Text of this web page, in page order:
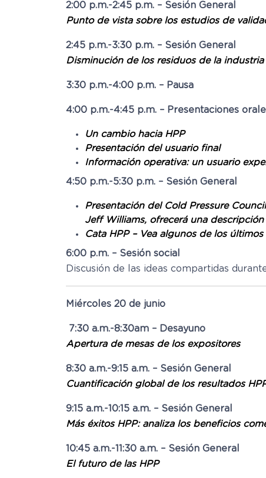
2:00 p.m.-2:45 p.m. – Sesión General
Punto de vista sobre los estudios de
2:45 p.m.-3:30 p.m. – Sesión General
Disminución de los residuos de la
3:30 p.m.-4:00 p.m. – Pausa
4:00 p.m.-4:45 p.m. – Presentaciones
Un cambio hacia HPP
Presentación del usuario final
Información operativa: un usuario
4:50 p.m.-5:30 p.m. – Sesión General
Presentación del Cold Pressure
Jeff Williams, ofrecerá una
Cata HPP – Vea algunos de los
6:00 p.m. – Sesión social
Discusión de las ideas compartidas
Miércoles 20 de junio
7:30 a.m.-8:30am – Desayuno
Apertura de mesas de los expositores
8:30 a.m.-9:15 a.m. – Sesión General
Cuantificación global de los resultados
9:15 a.m.-10:15 a.m. – Sesión General
Más éxitos HPP: analiza los beneficios
10:45 a.m.-11:30 a.m. – Sesión General
El futuro de las HPP